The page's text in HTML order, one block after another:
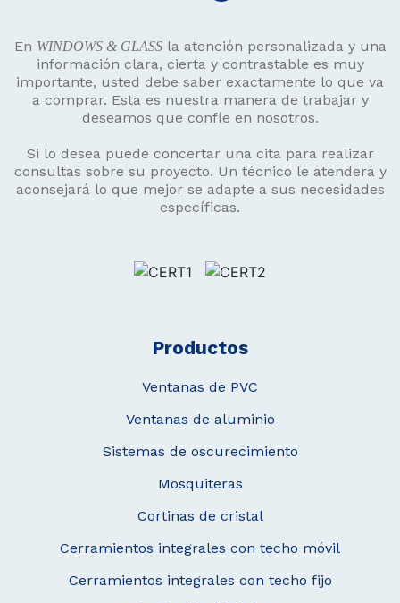
En WINDOWS & GLASSla atención personalizada y una
información clara, cierta y contrastable es muy
importante, usted debe saber exactamente lo que va
a comprar. Esta es nuestra manera de trabajar y
deseamos que confíe en nosotros.
Si lo desea puede concertar una cita para realizar
consultas sobre su proyecto. Un técnico le atenderá y
aconsejará lo que mejor se adapte a sus necesidades
específicas.
Productos
Ventanas de PVC
Ventanas de aluminio
Sistemas de oscurecimiento
Mosquiteras
Cortinas de cristal
Cerramientos integrales con techo móvil
Cerramientos integrales con techo fijo